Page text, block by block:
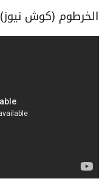
الخرطوم (كوش نيوز)